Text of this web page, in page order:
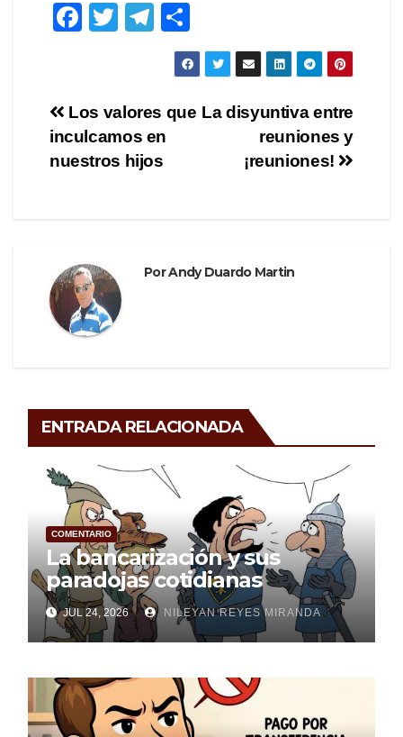
F
e
b
o
T
er
T
el
gr
a
m
o
m
p
Navegación
de
La disyuntiva entre
reuniones y
¡reuniones!
Los valores que
inculcamos en
nuestros hijos
PorAndy Duardo Martin
ENTRADA RELACIONADA
COMENTARIO
La bancarización y sus
paradojas cotidianas
JUL 24, 2026 NILEYAN REYES MIRANDA